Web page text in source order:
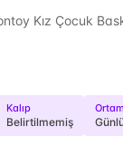
Kız Çocuk
Kalıp
Belirtilmemiş